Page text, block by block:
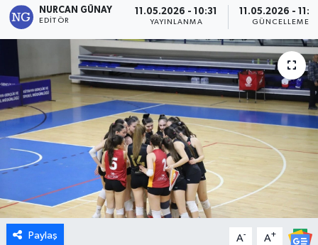
NURCAN GÜNAY
EDITÖR
11.05.2026 - 10:31
YAYINLANMA
11.05.2026 -
GÜNCELLEME
Paylaş A- A+
Eğitim
Ekonomi
Emet
Foto Galeri
Gediz
Genel
Gündem